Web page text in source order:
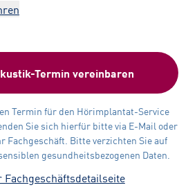
Termin vereinbaren
Termin für den Hörimplantat-Service
Sie sich hierfür bitte via E-Mail oder
Fachgeschäft. Bitte verzichten Sie auf
gesundheitsbezogenen Daten.
Fachgeschäftsdetailseite